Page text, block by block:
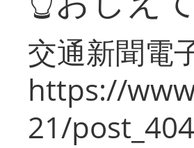
交通新聞電
https://
21/